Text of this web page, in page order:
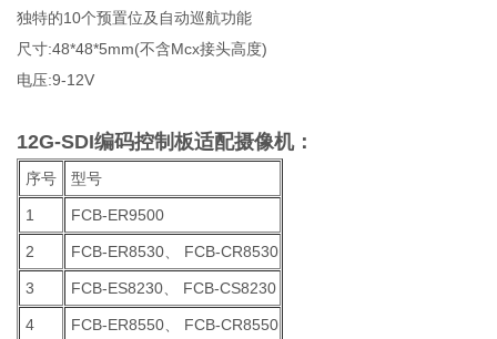
独特的10个预置位及自动巡航功能
尺寸:48*48*5mm(不含Mcx接头高度)
电压:9-12V
12G-SDI编码控制板适配摄像机：
序号 型号
1 FCB-ER9500
2 FCB-ER8530、 FCB-CR8530
3 FCB-ES8230、 FCB-CS8230
4 FCB-ER8550、 FCB-CR8550